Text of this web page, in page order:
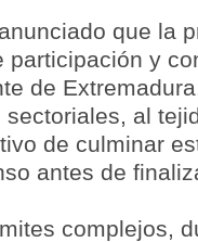
que la
participación y
de
al
de culminar
antes de
complejos,